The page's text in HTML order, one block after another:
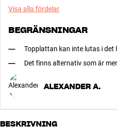
Visa alla fördelar
BEGRÄNSNINGAR
Topplattan kan inte lutas i det
Det finns alternativ som är
ALEXANDER A.
BESKRIVNING